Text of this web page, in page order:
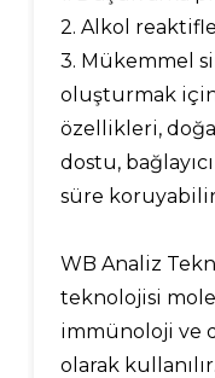
2. Alkol
3. Mükemmel
oluşturmak
özellikleri,
dostu,
süre
WB Analiz
teknolojisi
immünoloji ve
olarak